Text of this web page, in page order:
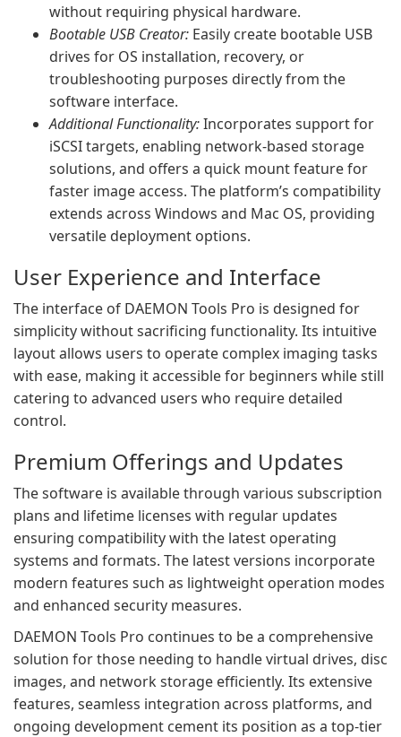
without requiring physical hardware.
Bootable USB Creator: Easily create bootable USB
drives for OS installation, recovery, or
troubleshooting purposes directly from the
software interface.
Additional Functionality:Incorporates support for
iSCSI targets, enabling network-based storage
solutions, and offers a quick mount feature for
faster image access. The platform’s compatibility
extends across Windows and Mac OS, providing
versatile deployment options.
User Experience and Interface
The interface of DAEMON Tools Pro is designed for
simplicity without sacrificing functionality. Its intuitive
layout allows users to operate complex imaging tasks
with ease, making it accessible for beginners while still
catering to advanced users who require detailed
control.
Premium Offerings and Updates
The software is available through various subscription
plans and lifetime licenses with regular updates
ensuring compatibility with the latest operating
systems and formats. The latest versions incorporate
modern features such as lightweight operation modes
and enhanced security measures.
DAEMON Tools Pro continues to be a comprehensive
solution for those needing to handle virtual drives, disc
images, and network storage efficiently. Its extensive
features, seamless integration across platforms, and
ongoing development cement its position as a top-tier